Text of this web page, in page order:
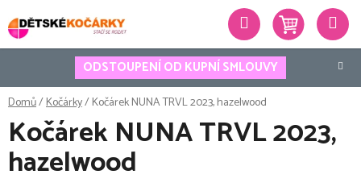
na
obsah
ODSTOUPENÍ OD KUPNÍ SMLOUVY
Hledat
Domů/Kočárky/Kočárek NUNA TRVL 2023, hazelwood
Kočárek NUNA TRVL 2023,
hazelwood